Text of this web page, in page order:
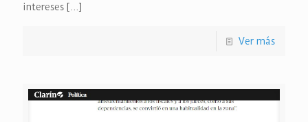
intereses […]
Ver más